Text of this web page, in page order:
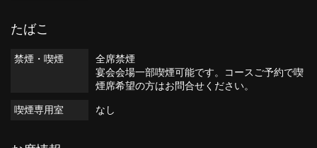
たばこ
禁煙・喫煙
全席禁煙
宴会会場一部喫煙可能です。コースご予約で喫
煙席希望の方はお問合せください。
喫煙専用室 なし